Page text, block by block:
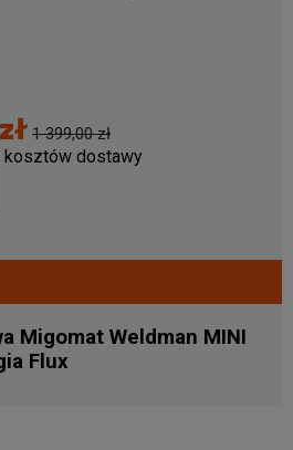
1 399,00 zł
kosztów dostawy
Migomat Weldman MINI
Flux